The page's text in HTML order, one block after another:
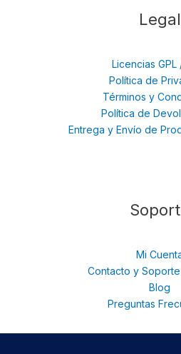
Legal
Licencias GPL
Política de
Términos y
Política de
Entrega y Envío de
Mi
Contacto y Soporte
Blog
Preguntas